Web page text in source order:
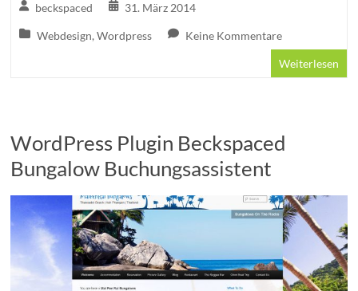
beckspaced 31. März 2014
Webdesign,Wordpress Keine Kommentare
Weiterlesen
WordPress Plugin Beckspaced
Bungalow Buchungsassistent